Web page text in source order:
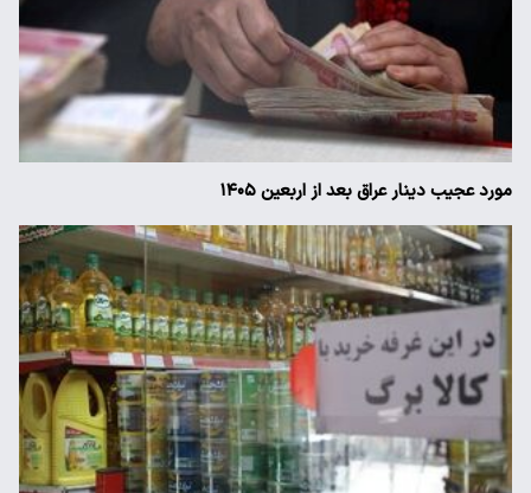
مورد عجیب دینار عراق بعد از اربعین ۱۴۰۵